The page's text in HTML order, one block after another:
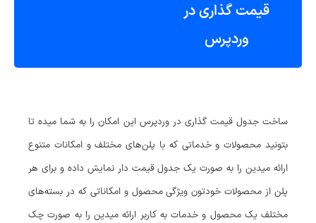
قیمت گذاری در
وردپرس
ساخت جدول قیمت گذاری در وردپرس این امکان را به شما میده تا
بتونید محصولات و خدماتی که با پلن‌های مختلف و امکانات متنوع
ارائه میدین را به صورت یک جدول قیمت دار نمایش داده و برای هر
پلن از محصولات خودتون ویژگی محصول و امکاناتی که در بسته‌های
مختلف یک محصول و خدمات به کاربر ارائه میدین را به صورت چک